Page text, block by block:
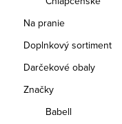
Na pranie
Doplnkový sortiment
Darčekové obaly
Značky
Babell